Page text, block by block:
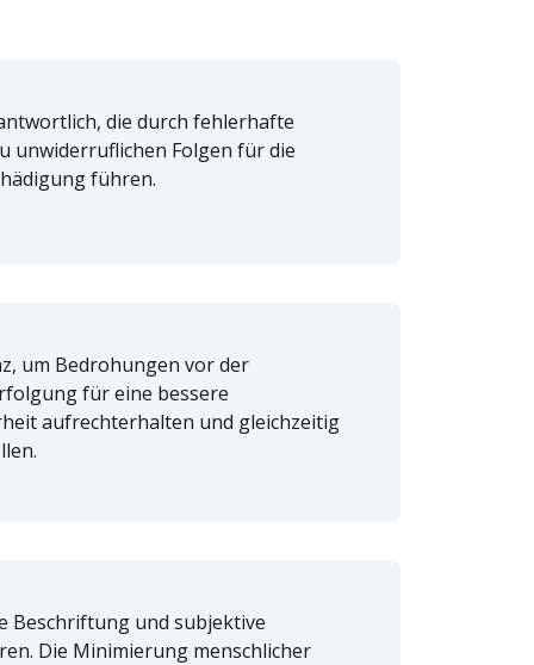
die durch fehlerhafte
unwiderruflichen Folgen für die
führen.
um Bedrohungen vor der
für eine bessere
aufrechterhalten und gleichzeitig
Beschriftung und subjektive
Die Minimierung menschlicher